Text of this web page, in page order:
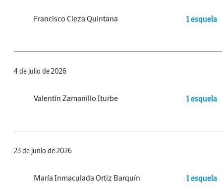
Francisco Cieza Quintana 1 esquela
4 de julio de 2026
Valentín Zamanillo Iturbe 1 esquela
23 de junio de 2026
María Inmaculada Ortiz Barquín 1 esquela